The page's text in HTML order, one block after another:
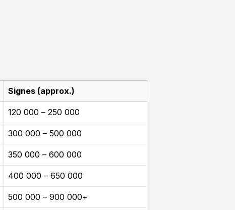
Signes (approx.)
120 000 – 250 000
300 000 – 500 000
350 000 – 600 000
400 000 – 650 000
500 000 – 900 000+